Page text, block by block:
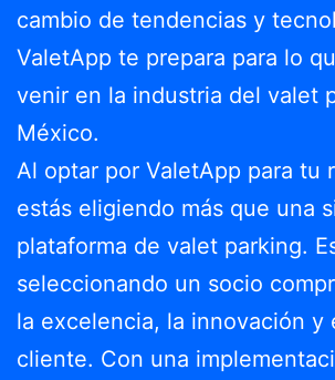
cambio de tendencias y
ValetApp te prepara para lo
venir en la industria del valet
México.
Al optar por ValetApp para tu
estás eligiendo más que una
plataforma de valet parking.
seleccionando un socio
la excelencia, la innovación y
cliente. Con una